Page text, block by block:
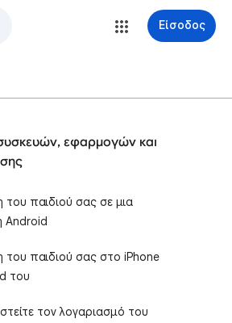
Είσοδος
εφαρμογών και
του παιδιού σας σε μια
Android
του παιδιού σας στο iPhone
του
τον λογαριασμό του